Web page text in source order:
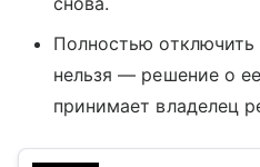
Полностью
нельзя — решение о
принимает владелец